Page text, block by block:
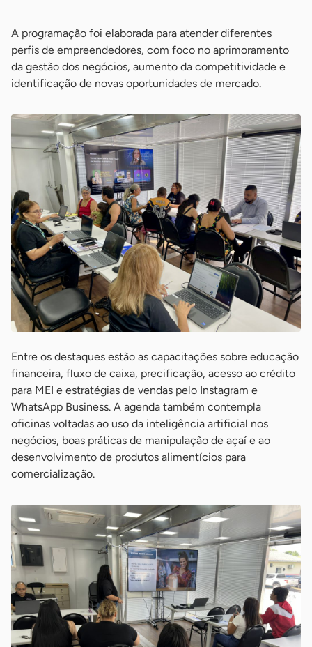
A programação foi elaborada para atender diferentes
perfis de empreendedores, com foco no aprimoramento
da gestão dos negócios, aumento da competitividade e
identificação de novas oportunidades de mercado.
Entre os destaques estão as capacitações sobre educação
financeira, fluxo de caixa, precificação, acesso ao crédito
para MEI e estratégias de vendas pelo Instagram e
WhatsApp Business. A agenda também contempla
oficinas voltadas ao uso da inteligência artificial nos
negócios, boas práticas de manipulação de açaí e ao
desenvolvimento de produtos alimentícios para
comercialização.